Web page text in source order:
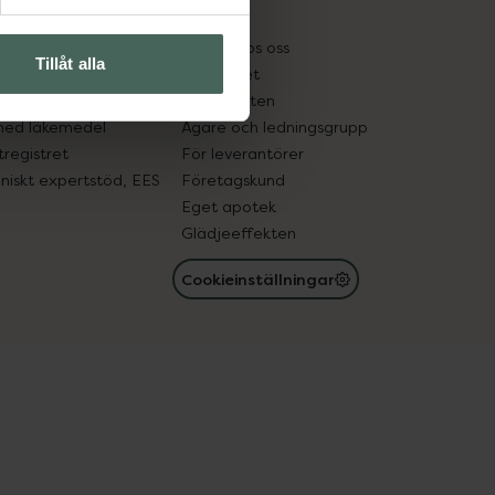
Tillåt alla
in gammal medicin
läkemedel
expertstöd, EES
Pressrum
Jobba hos oss
Hållbarhet
Samarbeten
Ägare och ledningsgrupp
För leverantörer
Företagskund
Eget apotek
Glädjeeffekten
Cookieinställningar